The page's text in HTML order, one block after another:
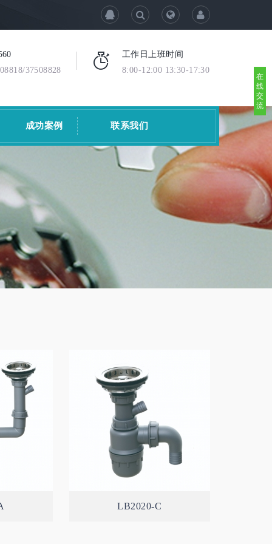
37508828
工作日上班时间
8:00-12:00 13:30-17:30
成功案例 联系我们
LB2020-C
在
线
交
流